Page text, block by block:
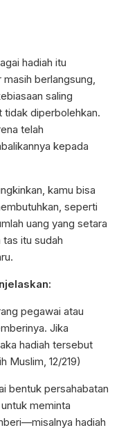
hadiah itu
berlangsung,
saling
tidak diperbolehkan.
telah
kepada
kamu bisa
seperti
uang yang setara
itu sudah
pegawai atau
Jika
hadiah tersebut
Muslim, 12/219)
bentuk persahabatan
meminta
hadiah